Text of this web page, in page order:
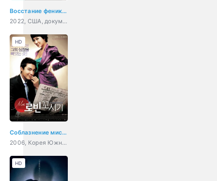
Восстание феникса
2022, США, документальный, криминал
Соблазнение мистера Совершенство
2006, Корея Южная, мелодрама, комедия
HD
HD